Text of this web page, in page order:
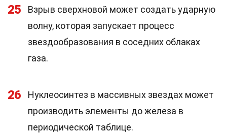
25
Взрыв сверхновой может создать ударную
волну, которая запускает процесс
звездообразования в соседних облаках
газа.
26
Нуклеосинтез в массивных звездах может
производить элементы до железа в
периодической таблице.